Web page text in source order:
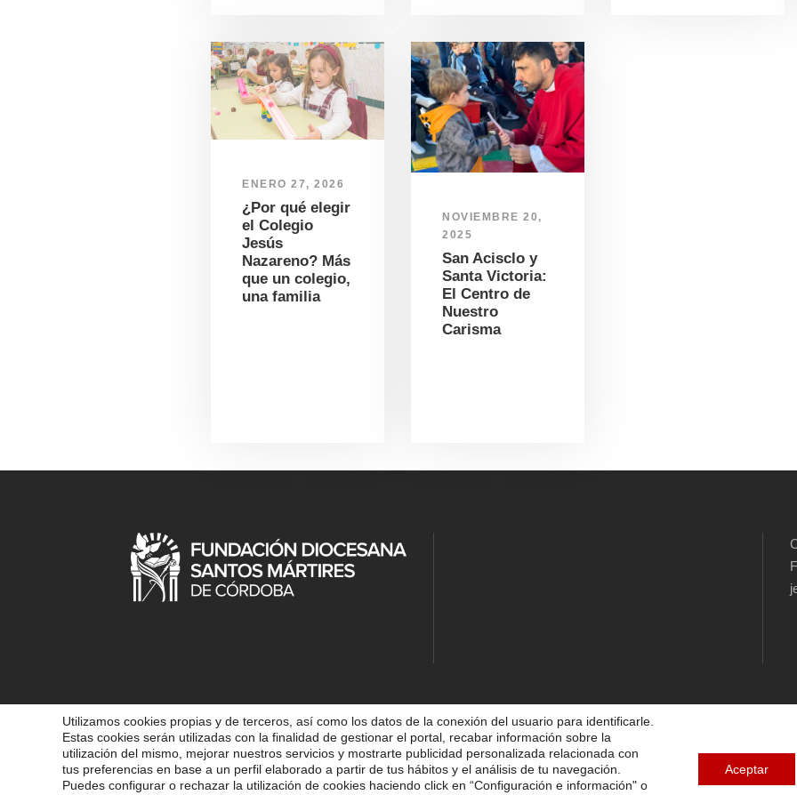
ENERO 27, 2026
¿Por qué elegir
el Colegio
Jesús
Nazareno? Más
que un colegio,
una familia
NOVIEMBRE 20,
2025
San Acisclo y
Santa Victoria:
El Centro de
Nuestro
Carisma
COPYRIGHT 2025 FUNDACIÓN DIOCESANA SANTOS MÁRTIRES, ALL
POLÍTICA DE COOKIES AVISO LEGAL POLÍTICA DE
Utilizamos cookies propias y de terceros, así como los datos de la conexión del usuario para identificarle.
Estas cookies serán utilizadas con la finalidad de gestionar el portal, recabar información sobre la
utilización del mismo, mejorar nuestros servicios y mostrarte publicidad personalizada relacionada con
tus preferencias en base a un perfil elaborado a partir de tus hábitos y el análisis de tu navegación.
Puedes configurar o rechazar la utilización de cookies haciendo click en “Configuración e información" o
Aceptar